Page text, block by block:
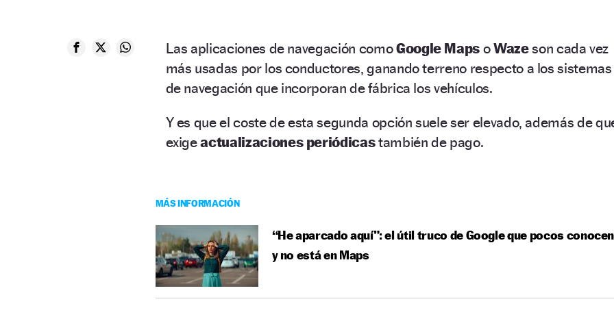
Las aplicaciones de navegación comoGoogle Maps oWazeson cada vez
más usadas por los conductores, ganando terreno respecto a los sistemas
de navegación que incorporan de fábrica los vehículos.
Y es que el coste de esta segunda opción suele ser elevado, además de
exigeactualizaciones periódicastambién de pago.
MÁS INFORMACIÓN
“He aparcado aquí”: el útil truco de Google que pocos conocen
y no está en Maps